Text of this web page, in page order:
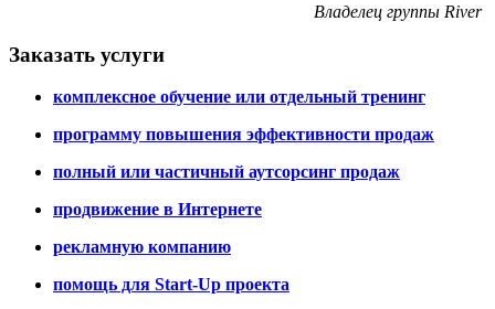
Владелец группы River
Заказать услуги
комплексное обучение или отдельный тренинг
программу повышения эффективности продаж
полный или частичный аутсорсинг продаж
продвижение в Интернете
рекламную компанию
помощь для Start-Up проекта